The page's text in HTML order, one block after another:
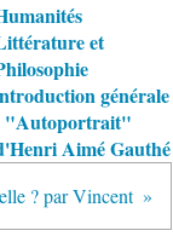
et
générale
"Autoportrait"
Aimé Gauthé
? par Vincent